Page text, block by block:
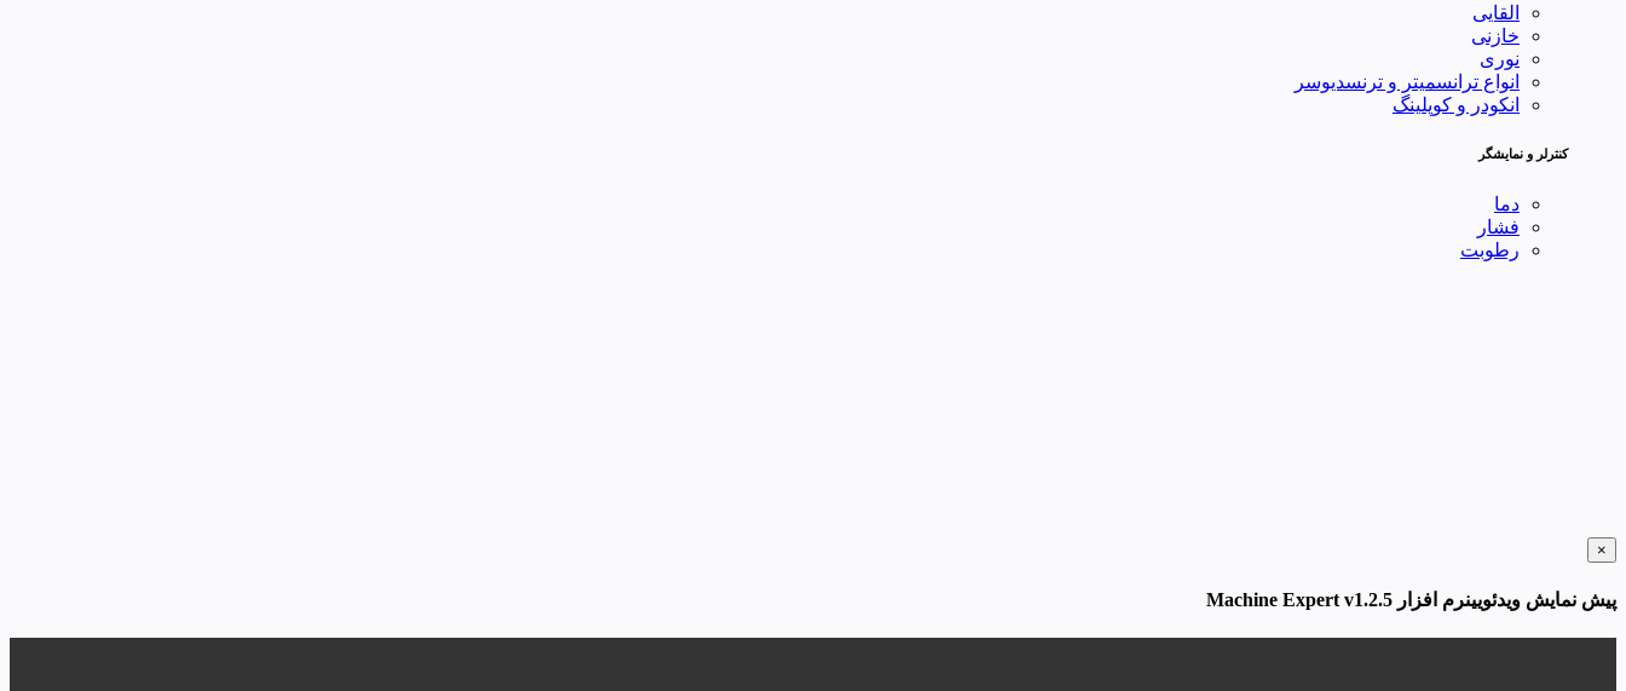
القایی
خازنی
نوری
انواع ترانسمیتر و ترنسدیوسر
انکودر و کوپلینگ
کنترلر و نمایشگر
دما
فشار
رطوبت
×
پیش نمایش ویدئویینرم افزار Machine Expert v1.2.5